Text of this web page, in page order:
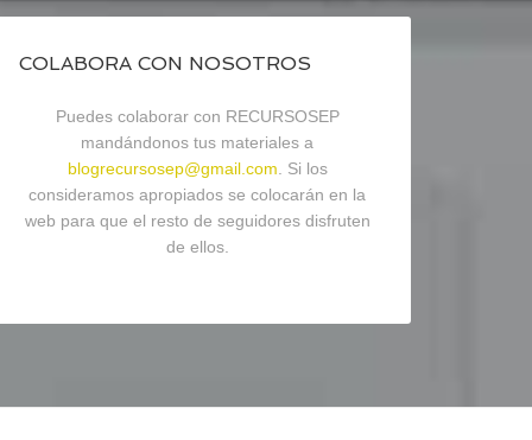
COLABORA CON NOSOTROS
Puedes colaborar con RECURSOSEP
mandándonos tus materiales a
blogrecursosep@gmail.com . Si los
consideramos apropiados se colocarán en la
web para que el resto de seguidores disfruten
de ellos.